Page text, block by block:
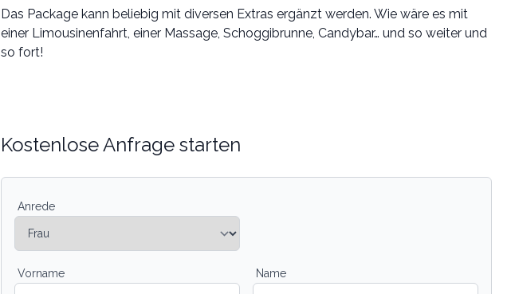
Das Package kann beliebig mit diversen Extras ergänzt werden. Wie wäre es mit
einer Limousinenfahrt, einer Massage, Schoggibrunne, Candybar… und so weiter und
so fort!
Kostenlose Anfrage starten
Anrede
Vorname Name